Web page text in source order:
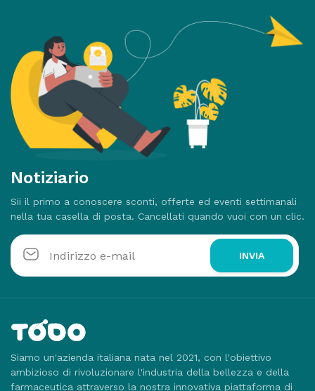
Notiziario
Sii il primo a conoscere sconti, offerte ed eventi settimanali
nella tua casella di posta. Cancellati quando vuoi con un clic.
INVIA
Siamo un'azienda italiana nata nel 2021, con l'obiettivo
ambizioso di rivoluzionare l'industria della bellezza e della
farmaceutica attraverso la nostra innovativa piattaforma di